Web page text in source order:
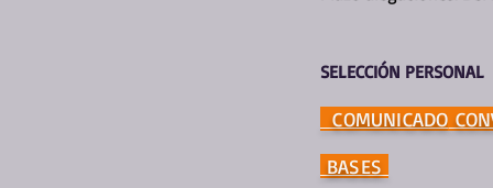
SELECCIÓN PERSONAL
COMUNICADO
BASES